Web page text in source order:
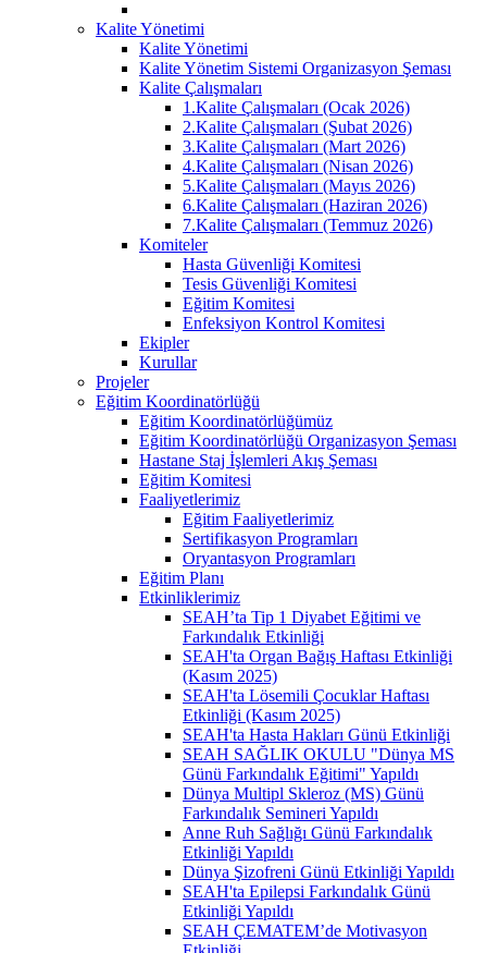
Kalite Yönetimi
Kalite Yönetimi
Kalite Yönetim Sistemi Organizasyon Şeması
Kalite Çalışmaları
1.Kalite Çalışmaları (Ocak 2026)
2.Kalite Çalışmaları (Şubat 2026)
3.Kalite Çalışmaları (Mart 2026)
4.Kalite Çalışmaları (Nisan 2026)
5.Kalite Çalışmaları (Mayıs 2026)
6.Kalite Çalışmaları (Haziran 2026)
7.Kalite Çalışmaları (Temmuz 2026)
Komiteler
Hasta Güvenliği Komitesi
Tesis Güvenliği Komitesi
Eğitim Komitesi
Enfeksiyon Kontrol Komitesi
Ekipler
Kurullar
Projeler
Eğitim Koordinatörlüğü
Eğitim Koordinatörlüğümüz
Eğitim Koordinatörlüğü Organizasyon Şeması
Hastane Staj İşlemleri Akış Şeması
Eğitim Komitesi
Faaliyetlerimiz
Eğitim Faaliyetlerimiz
Sertifikasyon Programları
Oryantasyon Programları
Eğitim Planı
Etkinliklerimiz
SEAH’ta Tip 1 Diyabet Eğitimi ve
Farkındalık Etkinliği
SEAH'ta Organ Bağış Haftası Etkinliği
(Kasım 2025)
SEAH'ta Lösemili Çocuklar Haftası
Etkinliği (Kasım 2025)
SEAH'ta Hasta Hakları Günü Etkinliği
SEAH SAĞLIK OKULU "Dünya MS
Günü Farkındalık Eğitimi" Yapıldı
Dünya Multipl Skleroz (MS) Günü
Farkındalık Semineri Yapıldı
Anne Ruh Sağlığı Günü Farkındalık
Etkinliği Yapıldı
Dünya Şizofreni Günü Etkinliği Yapıldı
SEAH'ta Epilepsi Farkındalık Günü
Etkinliği Yapıldı
SEAH ÇEMATEM’de Motivasyon